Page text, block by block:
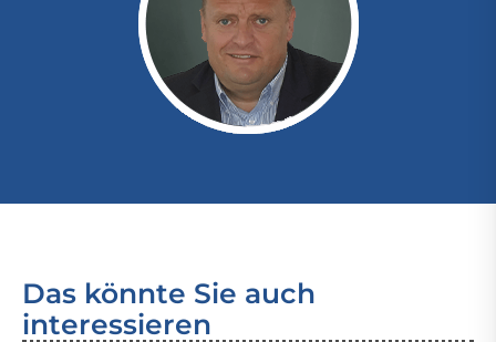
Das könnte Sie auch
interessieren